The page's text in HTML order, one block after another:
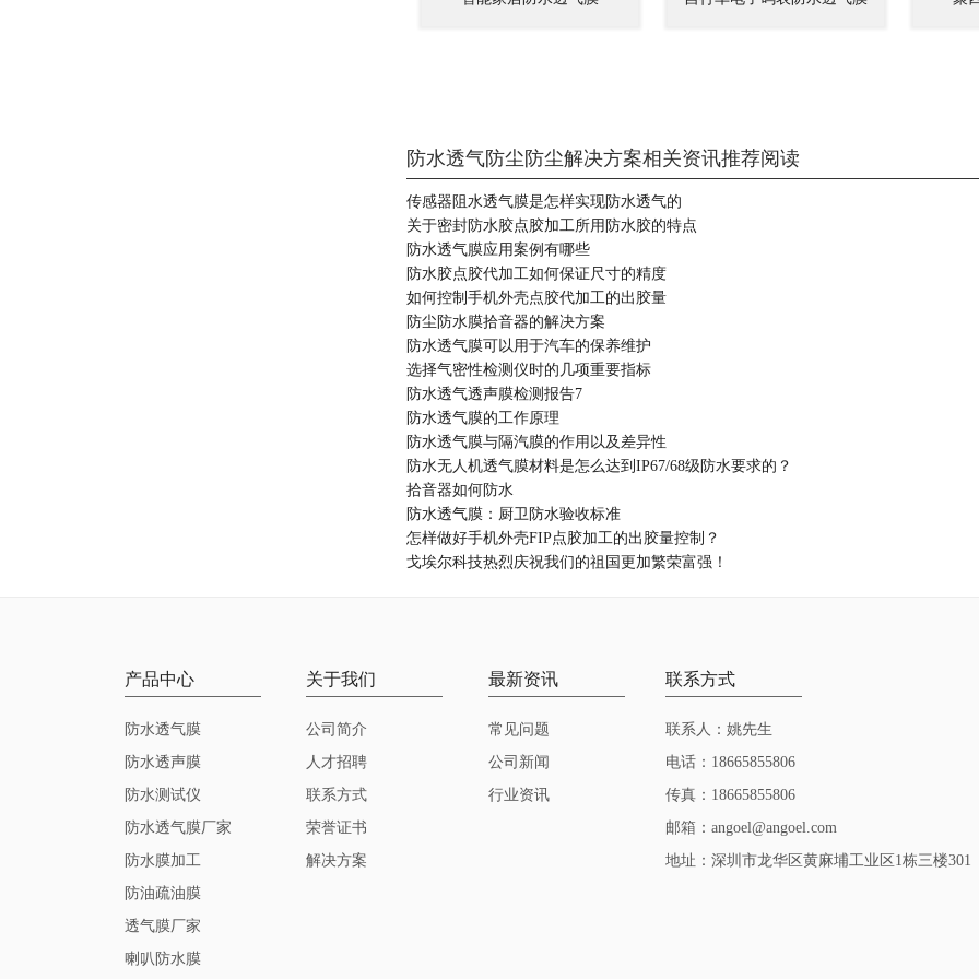
防水透气防尘防尘解决方案相关资讯推荐阅读
传感器阻水透气膜是怎样实现防水透气的
关于密封防水胶点胶加工所用防水胶的特点
防水透气膜应用案例有哪些
防水胶点胶代加工如何保证尺寸的精度
如何控制手机外壳点胶代加工的出胶量
防尘防水膜拾音器的解决方案
防水透气膜可以用于汽车的保养维护
选择气密性检测仪时的几项重要指标
防水透气透声膜检测报告7
防水透气膜的工作原理
防水透气膜与隔汽膜的作用以及差异性
防水无人机透气膜材料是怎么达到IP67/68级防水要求的？
拾音器如何防水
防水透气膜：厨卫防水验收标准
怎样做好手机外壳FIP点胶加工的出胶量控制？
戈埃尔科技热烈庆祝我们的祖国更加繁荣富强！
产品中心
防水透气膜
防水透声膜
防水测试仪
防水透气膜厂家
防水膜加工
防油疏油膜
透气膜厂家
喇叭防水膜
关于我们
公司简介
人才招聘
联系方式
荣誉证书
解决方案
最新资讯
常见问题
公司新闻
行业资讯
联系方式
联系人：姚先生
电话：18665855806
传真：18665855806
邮箱：angoel@angoel.com
地址：深圳市龙华区黄麻埔工业区1栋三楼301